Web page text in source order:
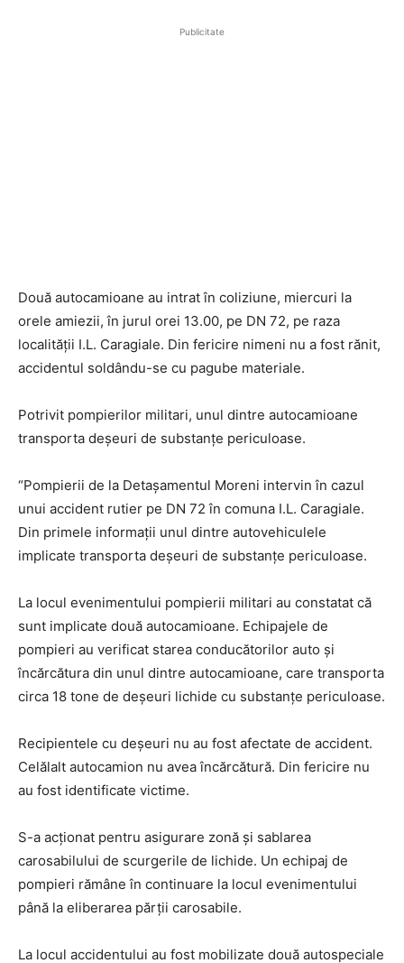
Publicitate
Două autocamioane au intrat în coliziune, miercuri la
orele amiezii, în jurul orei 13.00, pe DN 72, pe raza
localității I.L. Caragiale. Din fericire nimeni nu a fost rănit,
accidentul soldându-se cu pagube materiale.
Potrivit pompierilor militari, unul dintre autocamioane
transporta deșeuri de substanțe periculoase.
“Pompierii de la Detașamentul Moreni intervin în cazul
unui accident rutier pe DN 72 în comuna I.L. Caragiale.
Din primele informații unul dintre autovehiculele
implicate transporta deșeuri de substanțe periculoase.
La locul evenimentului pompierii militari au constatat că
sunt implicate două autocamioane. Echipajele de
pompieri au verificat starea conducătorilor auto și
încărcătura din unul dintre autocamioane, care transporta
circa 18 tone de deșeuri lichide cu substanțe periculoase.
Recipientele cu deșeuri nu au fost afectate de accident.
Celălalt autocamion nu avea încărcătură. Din fericire nu
au fost identificate victime.
S-a acționat pentru asigurare zonă și sablarea
carosabilului de scurgerile de lichide. Un echipaj de
pompieri rămâne în continuare la locul evenimentului
până la eliberarea părții carosabile.
La locul accidentului au fost mobilizate două autospeciale